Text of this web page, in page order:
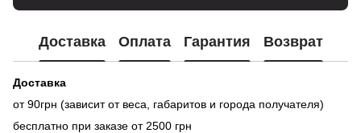
Доставка Оплата Гарантия Возврат
Доставка
от 90грн (зависит от веса, габаритов и города получателя)
бесплатно при заказе от 2500 грн